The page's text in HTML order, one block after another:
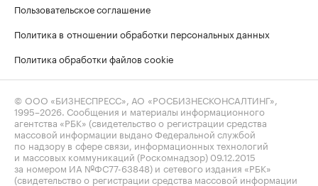
Пользовательское соглашение
Политика в отношении обработки персональных данных
Политика обработки файлов cookie
© ООО «БИЗНЕСПРЕСС», АО «РОСБИЗНЕСКОНСАЛТИНГ»,
1995–2026 . Сообщения и материалы информационного
агентства «РБК» (свидетельство о регистрации средства
массовой информации выдано Федеральной службой
по надзору в сфере связи, информационных технологий
и массовых коммуникаций (Роскомнадзор) 09.12.2015
за номером ИА №ФС77-63848) и сетевого издания «РБК»
(свидетельство о регистрации средства массовой информации